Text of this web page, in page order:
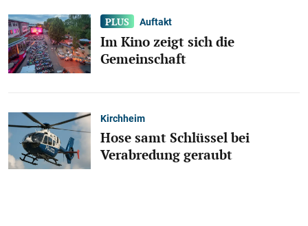
Auftakt
Im Kino zeigt sich die
Gemeinschaft
Kirchheim
Hose samt Schlüssel bei
Verabredung geraubt